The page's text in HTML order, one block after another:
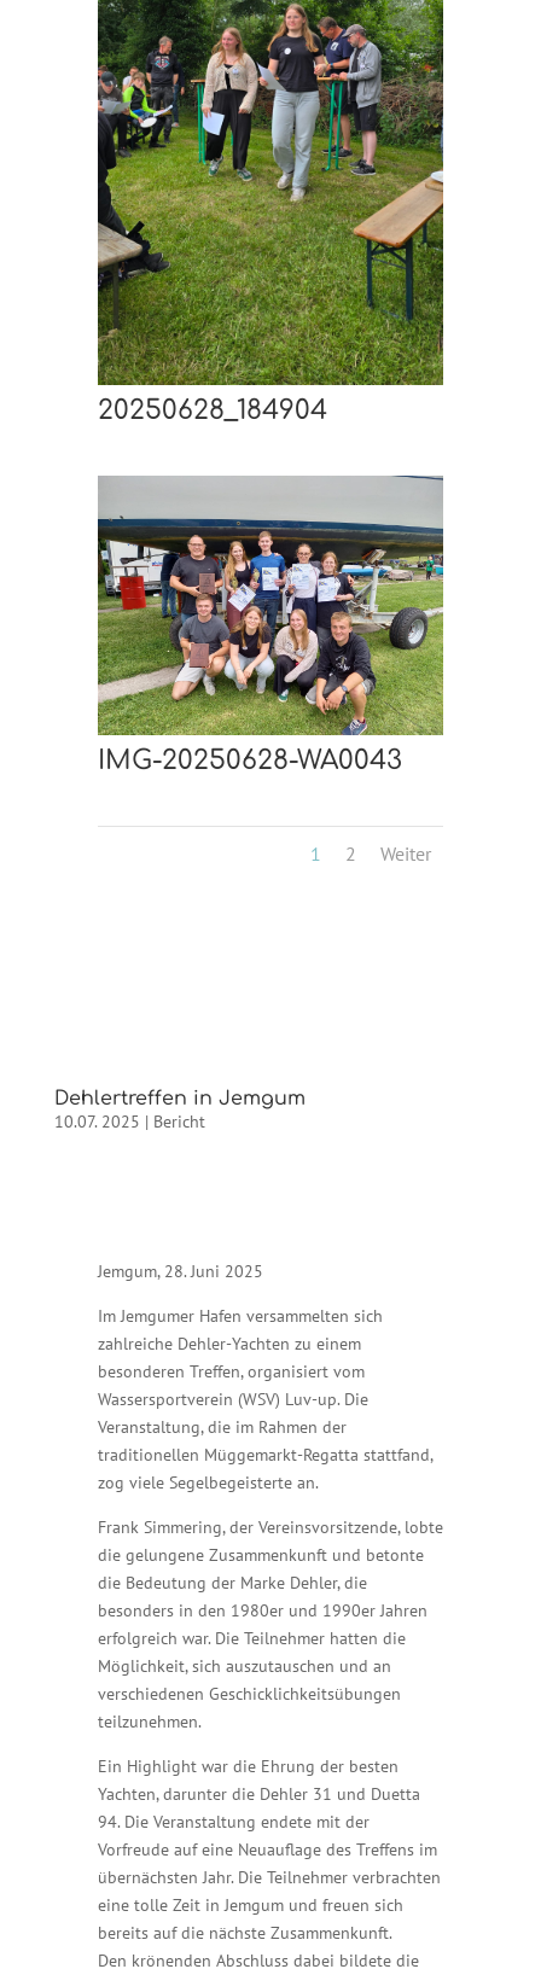
20250628_184904
IMG-20250628-WA0043
1 2 Weiter
Dehlertreffen in Jemgum
10.07. 2025 | Bericht
Jemgum, 28. Juni 2025
Im Jemgumer Hafen versammelten sich
zahlreiche Dehler-Yachten zu einem
besonderen Treffen, organisiert vom
Wassersportverein (WSV) Luv-up. Die
Veranstaltung, die im Rahmen der
traditionellen Müggemarkt-Regatta stattfand,
zog viele Segelbegeisterte an.
Frank Simmering, der Vereinsvorsitzende, lobte
die gelungene Zusammenkunft und betonte
die Bedeutung der Marke Dehler, die
besonders in den 1980er und 1990er Jahren
erfolgreich war. Die Teilnehmer hatten die
Möglichkeit, sich auszutauschen und an
verschiedenen Geschicklichkeitsübungen
teilzunehmen.
Ein Highlight war die Ehrung der besten
Yachten, darunter die Dehler 31 und Duetta
94. Die Veranstaltung endete mit der
Vorfreude auf eine Neuauflage des Treffens im
übernächsten Jahr. Die Teilnehmer verbrachten
eine tolle Zeit in Jemgum und freuen sich
bereits auf die nächste Zusammenkunft.
Den krönenden Abschluss dabei bildete die